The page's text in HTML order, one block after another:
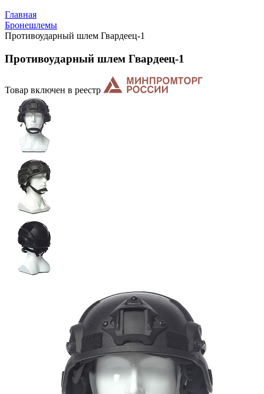
Главная
Бронешлемы
Противоударный шлем Гвардеец-1
Противоударный шлем Гвардеец-1
Товар включен в реестр